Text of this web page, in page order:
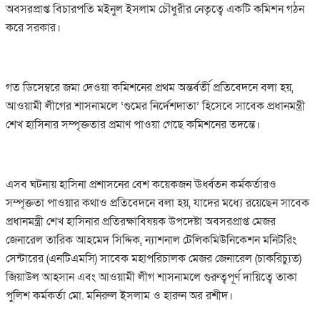
অবসরপ্রাপ্ত বিচারপতি মইনুল ইসলাম চৌধুরীর নেতৃত্বে একটি কমিশন গঠন
করে সরকার।
গত ডিসেম্বরে জমা দেওয়া কমিশনের প্রথম অন্তর্বর্তী প্রতিবেদনে বলা হয়,
আওয়ামী লীগের শাসনামলে ‘গুমের নির্দেশদাতা’ হিসেবে সাবেক প্রধানমন্ত্রী
শেখ হাসিনার সম্পৃক্ততার প্রমাণ পাওয়া গেছে কমিশনের তদন্তে।
এসব ঘটনায় হাসিনা প্রশাসনের বেশ কয়েকজন ঊর্ধ্বতন কর্মকর্তারও
সম্পৃক্ততা পাওয়ার কথাও প্রতিবেদনে বলা হয়, যাদের মধ্যে রয়েছেন সাবেক
প্রধানমন্ত্রী শেখ হাসিনার প্রতিরক্ষাবিষয়ক উপদেষ্টা অবসরপ্রাপ্ত মেজর
জেনারেল তারিক আহমেদ সিদ্দিক, ন্যাশনাল টেলিকমিউনিকেশন মনিটরিং
সেন্টারের (এনটিএমসি) সাবেক মহাপরিচালক মেজর জেনারেল (চাকরিচ্যুত)
জিয়াউল আহসান এবং আওয়ামী লীগ শাসনামলে গুরুত্বপূর্ণ দায়িত্বে তাকা
পুলিশ কর্মকর্তা মো. মনিরুল ইসলাম ও হারুন অর রশীদ।